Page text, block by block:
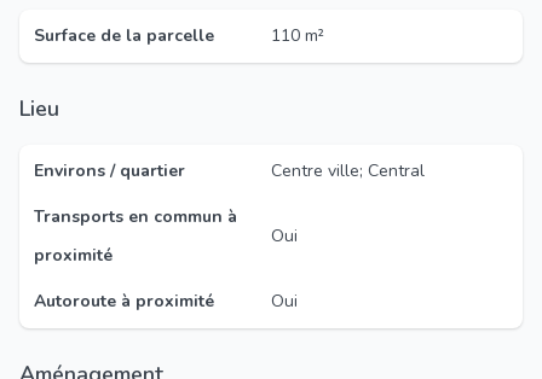
Surface de la parcelle 110 m²
Lieu
Environs / quartier
Centre ville; Central
Transports en commun à
proximité
Oui
Autoroute à proximité Oui